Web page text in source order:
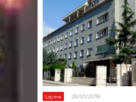
Lajme 28/01/2019